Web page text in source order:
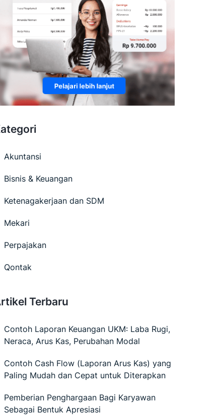
Akuntansi
Bisnis & Keuangan
Ketenagakerjaan dan SDM
Mekari
Perpajakan
Qontak
Terbaru
Contoh Laporan Keuangan UKM: Laba Rugi,
Neraca, Arus Kas, Perubahan Modal
Contoh Cash Flow (Laporan Arus Kas) yang
Paling Mudah dan Cepat untuk Diterapkan
Pemberian Penghargaan Bagi Karyawan
Sebagai Bentuk Apresiasi